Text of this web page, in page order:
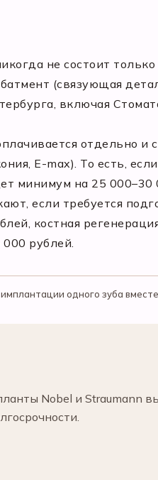
не состоит
(связующая
включая
отдельно
E-max). То есть,
минимум на 25 000–30
если требуется
костная
рублей.
одного зуба
Nobel и Straumann